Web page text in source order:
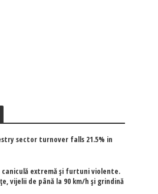
sector turnover falls 21.5% in
caniculă extremă și furtuni violente.
vijelii de până la 90 km/h și grindină